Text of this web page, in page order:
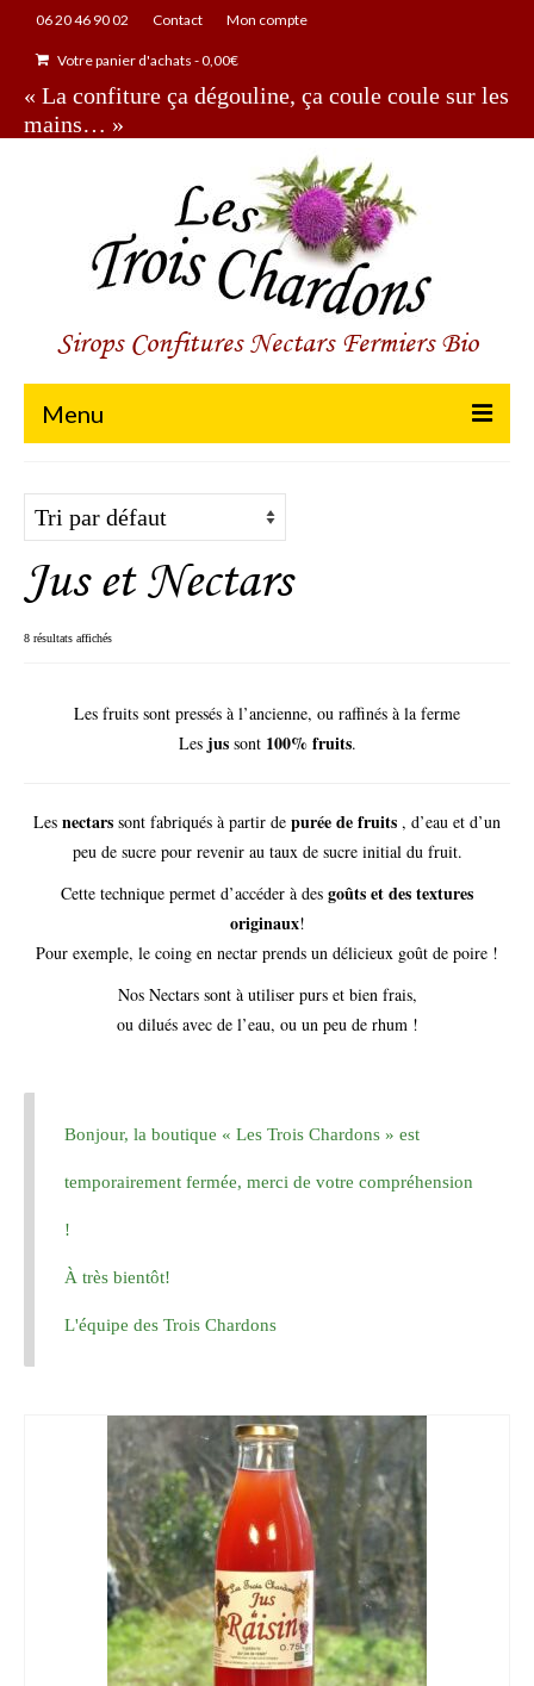
06 20 46 90 02 Contact Mon compte
Votre panier d'achats -0,00€
« La confiture ça dégouline, ça coule coule sur les
mains… »
Sirops Confitures Nectars Fermiers Bio
Menu
Notre ferme
Les Sirops
Confitures 360gr
Les Vinaigres de Cidre parfumés
Lieux de Vente
Foires et Marchés
Lieux de Vente
Jus et Nectars
8 résultats affichés
Les fruits sont pressés à l’ancienne, ou raffinés à la ferme
Les jussont 100% fruits.
Les nectars sont fabriqués à partir de purée de fruits , d’eau et d’un
peu de sucre pour revenir au taux de sucre initial du fruit.
Cette technique permet d’accéder à des goûts et des textures
originaux!
Pour exemple, le coing en nectar prends un délicieux goût de poire !
Nos Nectars sont à utiliser purs et bien frais,
ou dilués avec de l’eau, ou un peu de rhum !
Bonjour, la boutique « Les Trois Chardons » est
temporairement fermée, merci de votre compréhension
!
À très bientôt!
L'équipe des Trois Chardons